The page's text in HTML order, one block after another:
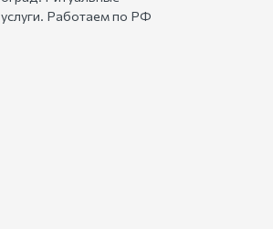
услуги. Работаем по РФ